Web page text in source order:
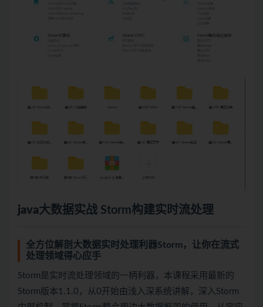
java大数据实战 Storm构建实时流处理
全方位解剖大数据实时处理利器Storm，让你在流式
处理领域得心应手
Storm是实时流处理领域的一柄利器，本课程采用最新的
Storm版本1.1.0，从0开始由浅入深系统讲解，深入Storm